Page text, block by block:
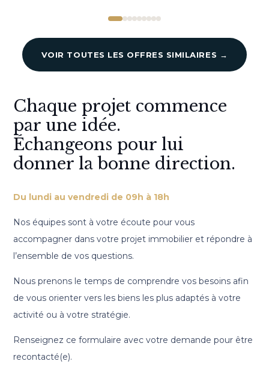
VOIR TOUTES LES OFFRES SIMILAIRES →
Chaque projet commence
par une idée.
Échangeons pour lui
donner la bonne direction.
Du lundi au vendredi de 09h à 18h
Nos équipes sont à votre écoute pour vous
accompagner dans votre projet immobilier et répondre à
l’ensemble de vos questions.
Nous prenons le temps de comprendre vos besoins afin
de vous orienter vers les biens les plus adaptés à votre
activité ou à votre stratégie.
Renseignez ce formulaire avec votre demande pour être
recontacté(e).